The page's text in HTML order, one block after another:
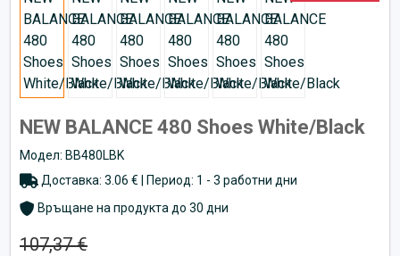
NEW BALANCE 480 Shoes White/Black
Модел: BB480LBK
Доставка: 3.06 € | Период: 1 - 3 работни дни
Връщане на продукта до 30 дни
107,37 €